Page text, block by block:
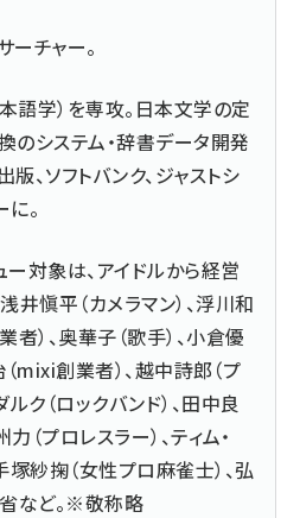
チャー。
語学）を専攻。日本文学の定
のシステム・辞書データ開発
、ソフトバンク、ジャストシ
。
対象は、アイドルから経営
井愼平（カメラマン）、浮川和
者）、奥華子（歌手）、小倉優
（mixi創業者）、越中詩郎（プ
ルク（ロックバンド）、田中良
（プロレスラー）、ティム・
塚紗掬（女性プロ麻雀士）、弘
省など。※敬称略